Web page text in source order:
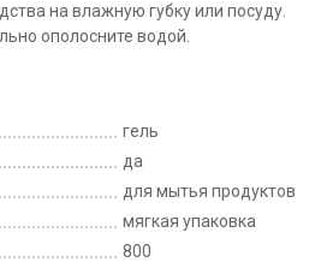
на влажную губку или посуду.
ополосните водой.
гель
да
для мытья продуктов
мягкая упаковка
800